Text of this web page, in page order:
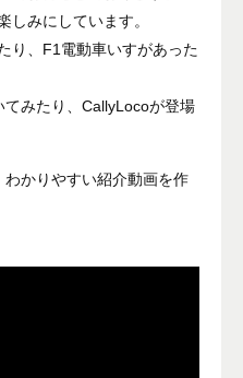
しみにしています。
り、F1電動車いすがあった
みたり、CallyLocoが登場
かりやすい紹介動画を作